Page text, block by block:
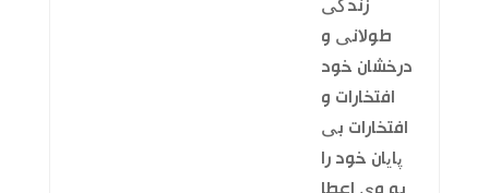
زندگی
طولانی و
درخشان خود
افتخارات و
افتخارات بی
پایان خود را